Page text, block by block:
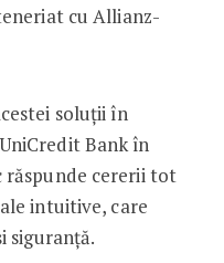
cu Allianz-
soluții în
Bank în
cererii tot
intuitive, care
siguranță.